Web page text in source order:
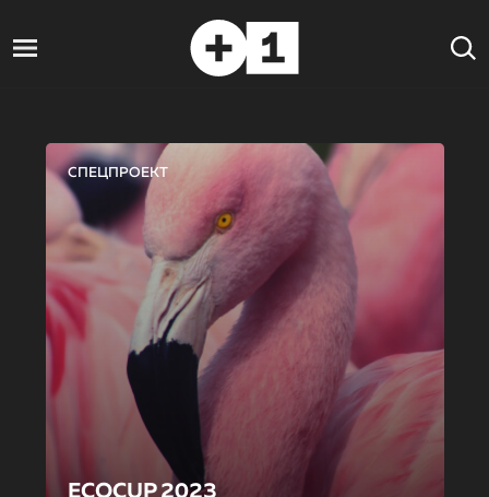
СПЕЦПРОЕКТ
ECOCUP 2023